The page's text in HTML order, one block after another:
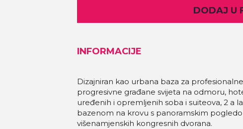
DODAJ U
INFORMACIJE
Dizajniran kao urbana baza za
progresivne građane svijeta na odmoru,
uređenih i opremljenih soba i suiteova, 2 a
bazenom na krovu s panoramskim
višenamjenskih kongresnih dvorana.